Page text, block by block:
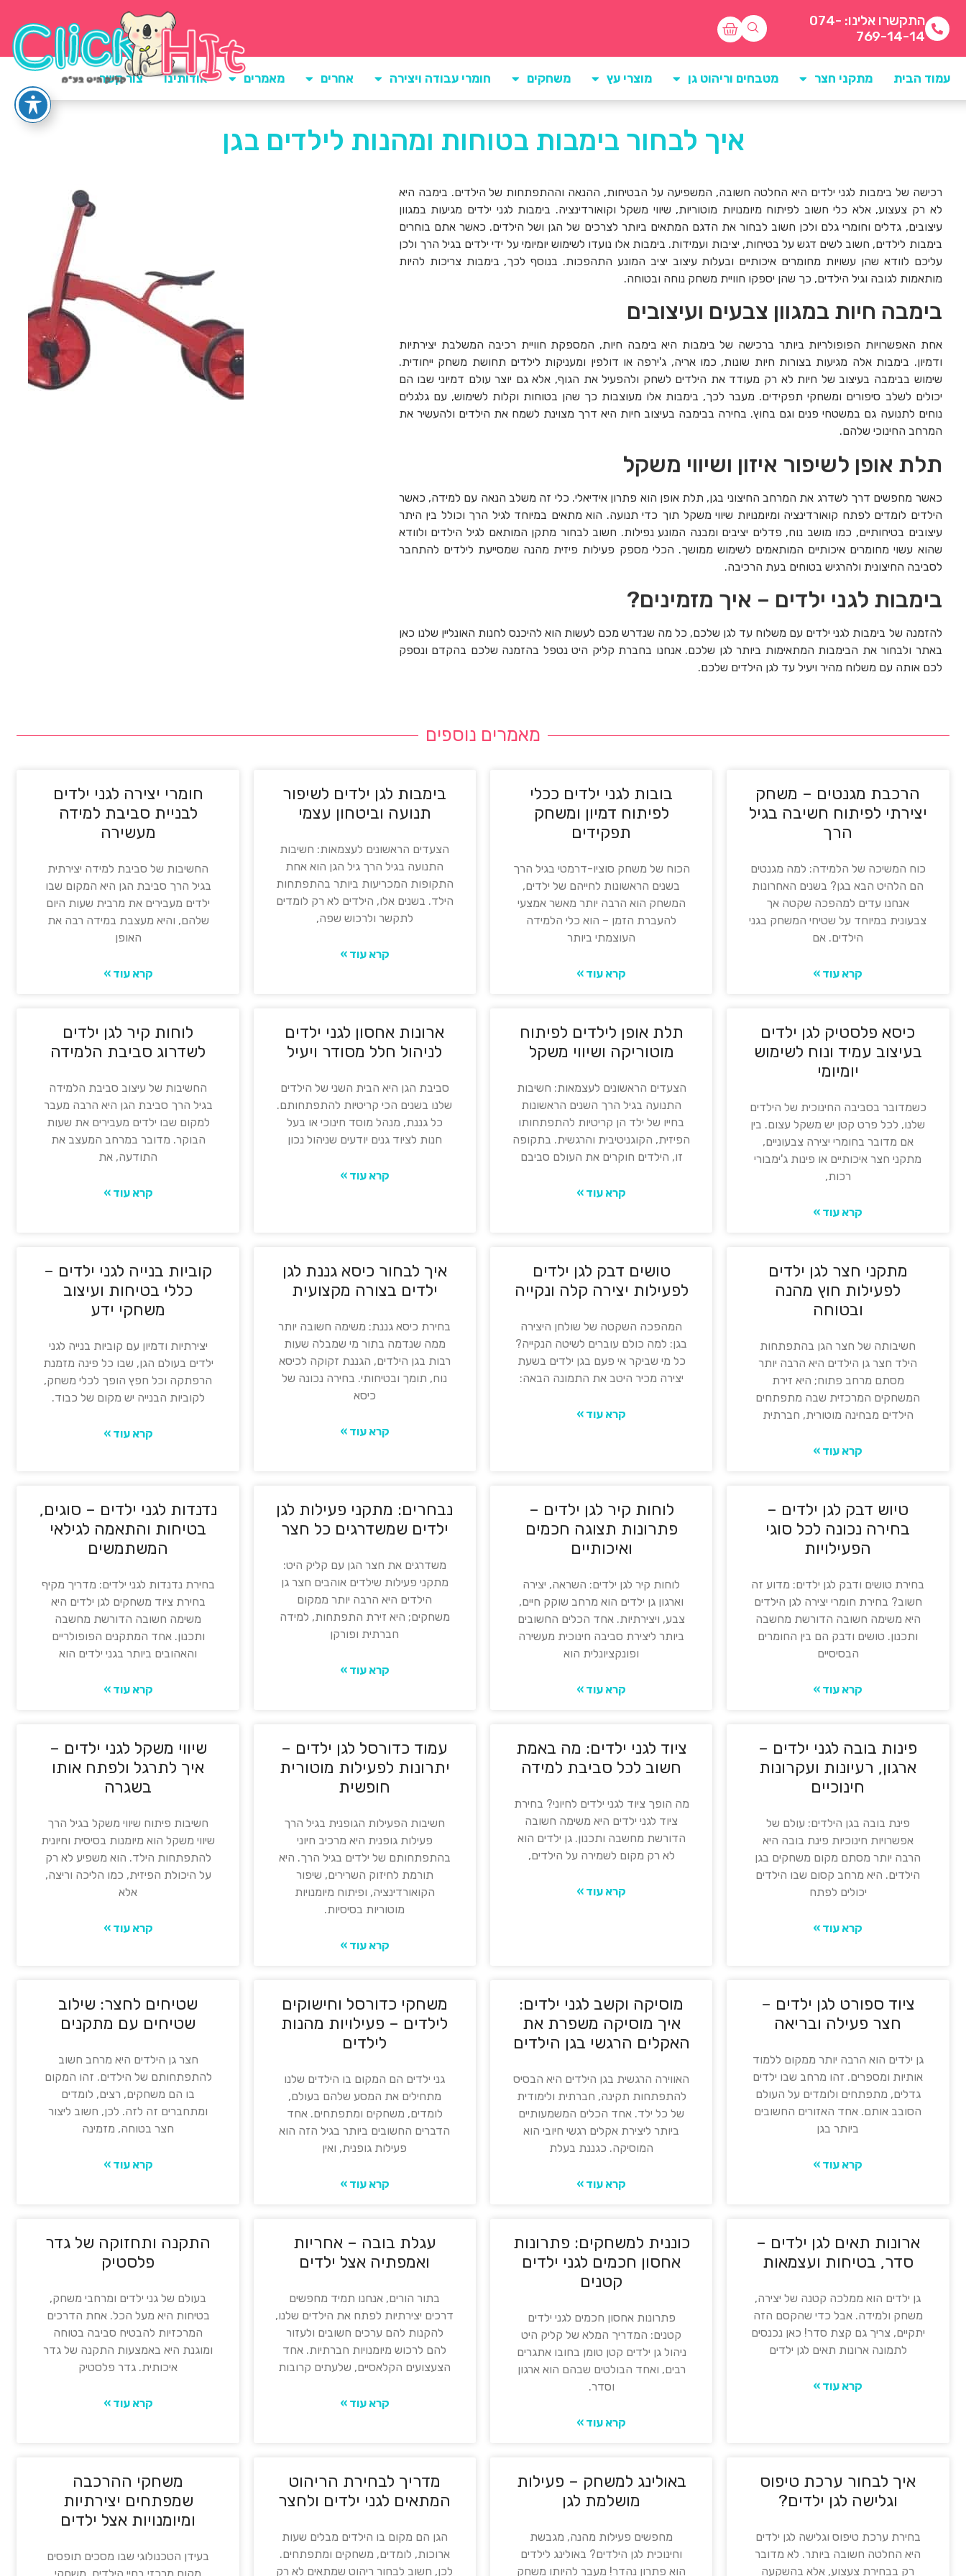
התקשרו אלינו: 074-
769-14-14
עמוד הבית מתקני חצר מטבחים וריהוט גן מוצרי עץ משחקים חומרי עבודה ויצירה אחרים מאמרים אודותינו צור קשר
איך לבחור בימבות בטוחות ומהנות לילדים בגן
רכישה של בימבות לגני ילדים היא החלטה חשובה, המשפיעה על הבטיחות, ההנאה וההתפתחות של הילדים. בימבה היא
לא רק צעצוע, אלא כלי חשוב לפיתוח מיומנויות מוטוריות, שיווי משקל וקואורדינציה. בימבות לגני ילדים מגיעות במגוון
עיצובים, גדלים וחומרי גלם ולכן חשוב לבחור את הדגם המתאים ביותר לצרכים של הגן ושל הילדים. כאשר אתם בוחרים
בימבות לילדים, חשוב לשים דגש על בטיחות, יציבות ועמידות. בימבות אלו נועדו לשימוש יומיומי על ידי ילדים בגיל הרך ולכן
עליכם לוודא שהן עשויות מחומרים איכותיים ובעלות עיצוב יציב המונע התהפכות. בנוסף לכך, בימבות צריכות להיות
מותאמות לגובה וגיל הילדים, כך שהן יספקו חוויית משחק נוחה ובטוחה.
בימבה חיות במגוון צבעים ועיצובים
אחת האפשרויות הפופולריות ביותר ברכישה של בימבות היא בימבה חיות, המספקת חוויית רכיבה המשלבת יצירתיות
ודמיון. בימבות אלה מגיעות בצורות חיות שונות, כמו אריה, ג'ירפה או דולפין ומעניקות לילדים תחושת משחק ייחודית.
שימוש בבימבה בעיצוב של חיות לא רק מעודד את הילדים לשחק ולהפעיל את הגוף, אלא גם יוצר עולם דמיוני שבו הם
יכולים לשלב סיפורים ומשחקי תפקידים. מעבר לכך, בימבות אלו מעוצבות כך שהן בטוחות וקלות לשימוש, עם גלגלים
נוחים לתנועה גם במשטחי פנים וגם בחוץ. בחירה בבימבה בעיצוב חיות היא דרך מצוינת לשמח את הילדים ולהעשיר את
המרחב החינוכי שלהם.
תלת אופן לשיפור איזון ושיווי משקל
כאשר מחפשים דרך לשדרג את המרחב החיצוני בגן, תלת אופן הוא פתרון אידיאלי. כלי זה משלב הנאה עם למידה, כאשר
הילדים לומדים לפתח קואורדינציה ומיומנויות שיווי משקל תוך כדי תנועה. הוא מתאים במיוחד לגיל הרך וכולל בין היתר
עיצובים בטיחותיים, כמו מושב נוח, פדלים יציבים ומבנה המונע נפילות. חשוב לבחור מתקן המותאם לגיל הילדים ולוודא
שהוא עשוי מחומרים איכותיים המותאמים לשימוש ממושך. הכלי מספק פעילות פיזית מהנה שמסייעת לילדים להתחבר
לסביבה החיצונית ולהרגיש בטוחים בעת הרכיבה.
בימבות לגני ילדים – איך מזמינים?
להזמנה של בימבות לגני ילדים עם משלוח עד לגן שלכם, כל מה שנדרש מכם לעשות הוא להיכנס לחנות האונליין שלנו כאן
באתר ולבחור את הבימבות המתאימות ביותר לגן שלכם. אנחנו בחברת קליק היט נטפל בהזמנה שלכם בהקדם ונספק
לכם אותה עם משלוח מהיר ויעיל עד לגן הילדים שלכם.
מאמרים נוספים
הרכבת מגנטים – משחק
יצירתי לפיתוח חשיבה בגיל
הרך
כוח המשיכה של הלמידה: למה מגנטים
הם הלהיט הבא בגן? בשנים האחרונות
אנחנו עדים למהפכה שקטה אך
צבעונית במיוחד על שטיחי המשחק בגני
הילדים. אם
קרא עוד »
בובות לגני ילדים ככלי
לפיתוח דמיון ומשחק
תפקידים
הכוח של משחק סוציו-דרמטי בגיל הרך
בשנים הראשונות לחייהם של ילדים,
המשחק הוא הרבה יותר מאשר אמצעי
להעברת הזמן – הוא כלי הלמידה
העוצמתי ביותר
קרא עוד »
בימבות לגן ילדים לשיפור
תנועה וביטחון עצמי
הצעדים הראשונים לעצמאות: חשיבות
התנועה בגיל הרך גיל הגן הוא אחת
התקופות המכריעות ביותר בהתפתחות
הילד. בשנים אלו, הילדים לא רק לומדים
לתקשר ולרכוש שפה,
קרא עוד »
חומרי יצירה לגני ילדים
לבניית סביבת למידה
מעשירה
החשיבות של סביבת למידה יצירתית
בגיל הרך סביבת הגן היא המקום שבו
ילדים מעבירים את מרבית שעות היום
שלהם, והיא מעצבת במידה רבה את
האופן
קרא עוד »
כיסא פלסטיק לגן ילדים
בעיצוב עמיד ונוח לשימוש
יומיומי
כשמדובר בסביבה החינוכית של הילדים
שלנו, לכל פרט קטן יש משקל עצום. בין
אם מדובר בחומרי יצירה צבעוניים,
מתקני חצר איכותיים או פינות ג'ימבורי
רכות,
קרא עוד »
תלת אופן לילדים לפיתוח
מוטוריקה ושיווי משקל
הצעדים הראשונים לעצמאות: חשיבות
התנועה בגיל הרך השנים הראשונות
בחייו של ילד הן קריטיות להתפתחותו
הפיזית, הקוגניטיבית והרגשית. בתקופה
זו, הילדים חוקרים את העולם סביבם
קרא עוד »
ארונות אחסון לגני ילדים
לניהול חלל מסודר ויעיל
סביבת הגן היא הבית השני של הילדים
שלנו בשנים הכי קריטיות להתפתחותם.
כל גננת, מנהל מוסד חינוכי או בעל
חנות לציוד גנים יודעים שניהול נכון
קרא עוד »
לוחות קיר לגן ילדים
לשדרוג סביבת הלמידה
החשיבות של עיצוב סביבת הלמידה
בגיל הרך סביבת הגן היא הרבה מעבר
למקום שבו ילדים מעבירים את שעות
הבוקר. מדובר במרחב המעצב את
התודעה, את
קרא עוד »
מתקני חצר לגן ילדים
לפעילות חוץ מהנה
ובטוחה
חשיבותה של חצר הגן בהתפתחות
הילד חצר גן הילדים היא הרבה יותר
מסתם מרחב פתוח; היא זירת
המשחקים המרכזית שבה מתפתחים
הילדים מבחינה מוטורית, חברתית
קרא עוד »
טושים דבק לגן ילדים
לפעילות יצירה קלה ונקייה
המהפכה השקטה של שולחן היצירה
בגן: למה כולם עוברים לשיטה הנקייה?
כל מי שביקר אי פעם בגן ילדים בשעת
יצירה מכיר היטב את התמונה הבאה:
קרא עוד »
איך לבחור כיסא גננת לגן
ילדים בצורה מקצועית
בחירת כיסא גננת: משימה חשובה יותר
ממה שנדמה בתור מי שמבלה שעות
רבות בגן הילדים, הגננת זקוקה לכיסא
נוח, תומך ובטיחותי. בחירה נכונה של
כיסא
קרא עוד »
קוביות בנייה לגני ילדים –
כללי בטיחות ועיצוב
משחקי ידע
יצירתיות ודמיון עם קוביות בנייה לגני
ילדים בעולם הגן, שבו כל פינה מזמנת
הרפתקה וכל חפץ הופך לכלי משחק,
לקוביות הבנייה יש מקום של כבוד.
קרא עוד »
טיוש דבק לגן ילדים –
בחירה נכונה לכל סוגי
הפעילויות
בחירת טושים ודבק לגן ילדים: מדוע זה
חשוב? בחירת חומרי יצירה לגן הילדים
היא משימה חשובה הדורשת מחשבה
ותכנון. טושים ודבק הם בין החומרים
הבסיסיים
קרא עוד »
לוחות קיר לגן ילדים –
פתרונות תצוגה חכמים
ואיכותיים
לוחות קיר לגן ילדים: השראה, יצירה
וארגון גן ילדים הוא מרחב שוקק חיים,
צבע, ויצירתיות. אחד הכלים החשובים
ביותר ליצירת סביבה חינוכית מעשירה
ופונקציונלית הוא
קרא עוד »
נבחרים: מתקני פעילות לגן
ילדים שמשדרגים כל חצר
משדרגים את חצר הגן עם קליק היט:
מתקני פעילות שילדים אוהבים חצר גן
הילדים היא הרבה יותר ממקום
משחקים; היא זירת התפתחות, למידה
חברתית ופורקן
קרא עוד »
נדנדות לגני ילדים – סוגים,
בטיחות והתאמה לגילאי
המשתמשים
בחירת נדנדות לגני ילדים: מדריך מקיף
בחירת ציוד משחקים לגן ילדים היא
משימה חשובה הדורשת מחשבה
ותכנון. אחד המתקנים הפופולריים
והאהובים ביותר בגני ילדים הוא
קרא עוד »
פינות בובה לגני ילדים –
ארגון, רעיונות ועקרונות
חינוכיים
פינת בובה בגן הילדים: עולם של
אפשרויות חינוכיות פינת בובה היא
הרבה יותר מסתם מקום משחקים בגן
הילדים. היא מרחב קסום שבו הילדים
יכולים לפתח
קרא עוד »
ציוד לגני ילדים: מה באמת
חשוב לכל סביבת למידה
מה הופך ציוד לגני ילדים לחיוני? בחירת
ציוד לגני ילדים היא משימה חשובה
הדורשת מחשבה ותכנון. גן ילדים הוא
לא רק מקום לשמירה על הילדים,
קרא עוד »
עמוד כדורסל לגן ילדים –
יתרונות לפעילות מוטורית
חופשית
חשיבות הפעילות הגופנית בגיל הרך
פעילות גופנית היא מרכיב חיוני
בהתפתחותם של ילדים בגיל הרך. היא
תורמת לחיזוק השרירים, שיפור
הקואורדינציה, ופיתוח מיומנויות
מוטוריות בסיסיות.
קרא עוד »
שיווי משקל לגני ילדים –
איך לתרגל ולפתח אותו
בשגרה
חשיבות פיתוח שיווי משקל בגיל הרך
שיווי משקל הוא מיומנות בסיסית וחיונית
להתפתחות הילד. הוא משפיע לא רק
על היכולת הפיזית, כמו הליכה וריצה,
אלא
קרא עוד »
ציוד ספורט לגן ילדים –
חצר פעילה ובריאה
גן ילדים הוא הרבה יותר ממקום ללמוד
אותיות ומספרים. זהו מרחב שבו ילדים
גדלים, מתפתחים ולומדים על העולם
הסובב אותם. אחד האזורים החשובים
ביותר בגן
קרא עוד »
מוסיקה וקשב לגני ילדים:
איך מוסיקה משפרת את
האקלים הרגשי בגן הילדים
האווירה הרגשית בגן הילדים היא הבסיס
להתפתחות תקינה, חברתית ולימודית
של כל ילד. אחד הכלים המשמעותיים
ביותר ליצירת אקלים רגשי חיובי הוא
המוסיקה. כגננת בעלת
קרא עוד »
משחקי כדורסל וחישוקים
לילדים – פעילויות מהנות
לילדים
גני ילדים הם המקום בו הילדים שלנו
מתחילים את המסע שלהם בעולם,
לומדים, משחקים ומתפתחים. אחד
הדברים החשובים ביותר בגיל הזה הוא
פעילות גופנית, ואין
קרא עוד »
שטיחים לחצר: שילוב
שטיחים עם מתקנים
חצר גן הילדים היא מרחב חשוב
להתפתחותם של הילדים. זהו המקום
בו הם משחקים, רצים, לומדים
ומתחברים זה לזה. לכן, חשוב ליצור
חצר בטוחה, מזמינה
קרא עוד »
ארונות תאים לגן ילדים –
סדר, בטיחות ועצמאות
גן ילדים הוא ממלכה קטנה של יצירה,
משחק ולמידה. אבל כדי שהקסם הזה
יתקיים, צריך גם קצת סדר! כאן נכנסים
לתמונה ארונות תאים לגן ילדים
קרא עוד »
כוננית למשחקים: פתרונות
אחסון חכמים לגני ילדים
קטנים
פתרונות אחסון חכמים לגני ילדים
קטנים: המדריך המלא של קליק היט
ניהול גן ילדים קטן טומן בחובו אתגרים
רבים, ואחד הבולטים שבהם הוא ארגון
וסדר.
קרא עוד »
עגלת בובה – אחריות
ואמפתיה אצל ילדים
בתור הורים, אנחנו תמיד מחפשים
דרכים יצירתיות לפתח את הילדים שלנו,
להקנות להם ערכים חשובים ולעזור
להם לרכוש מיומנויות חברתיות. אחד
הצעצועים הקלאסיים, שלעתים קרובות
קרא עוד »
התקנה ותחזוקה של גדר
פלסטיק
בעולם של גני ילדים ומרחבי משחק,
בטיחות היא מעל הכל. אחת הדרכים
המרכזיות להבטיח סביבה בטוחה
ומוגנת היא באמצעות התקנה של גדר
איכותית. גדר פלסטיק
קרא עוד »
איך לבחור ערכת טיפוס
וגלישה לגן ילדים?
בחירת ערכת טיפוס וגלישה לגן ילדים
היא החלטה חשובה ביותר. לא מדובר
רק בבחירת צעצוע, אלא בהשקעה
באולינג למשחק – פעילות
מושלמת לגן
מחפשים פעילות מהנה, מגבשת
וחינוכית לגן הילדים? באולינג לילדים
הוא פתרון נהדר! מעבר להיותו משחק
מדריך לבחירת הריהוט
המתאים לגני ילדים ולחצר
הגן הם מקום בו הילדים מבלים שעות
ארוכות, לומדים, משחקים ומתפתחים.
לכן, חשוב לבחור ריהוט שמתאים לא רק
משחקי ההרכבה
שמפתחים יצירתיות
ומיומנויות אצל ילדים
בעידן הטכנולוגי שבו מסכים תופסים